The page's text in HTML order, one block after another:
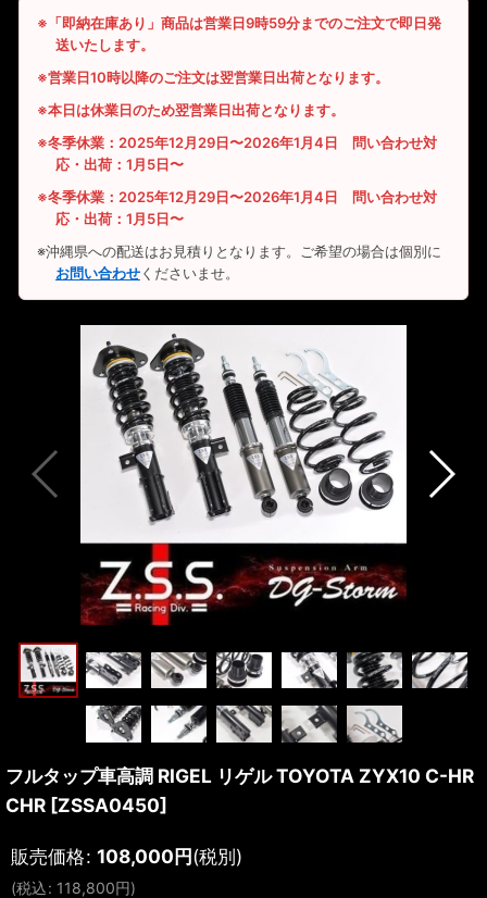
※「即納在庫あり」商品は営業日9時59分までのご注文で即日発
送いたします。
※営業日10時以降のご注文は翌営業日出荷となります。
※本日は休業日のため翌営業日出荷となります。
※冬季休業：2025年12月29日〜2026年1月4日 問い合わせ対
応・出荷：1月5日〜
※冬季休業：2025年12月29日〜2026年1月4日 問い合わせ対
応・出荷：1月5日〜
※沖縄県への配送はお見積りとなります。ご希望の場合は個別に
お問い合わせくださいませ。
フルタップ車高調 RIGEL リゲル TOYOTA ZYX10 C-HR
CHR [ZSSA0450]
販売価格: 108,000円(税別)
(税込: 118,800円)